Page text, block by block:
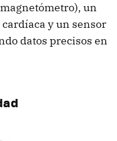
un
y un sensor
datos precisos en